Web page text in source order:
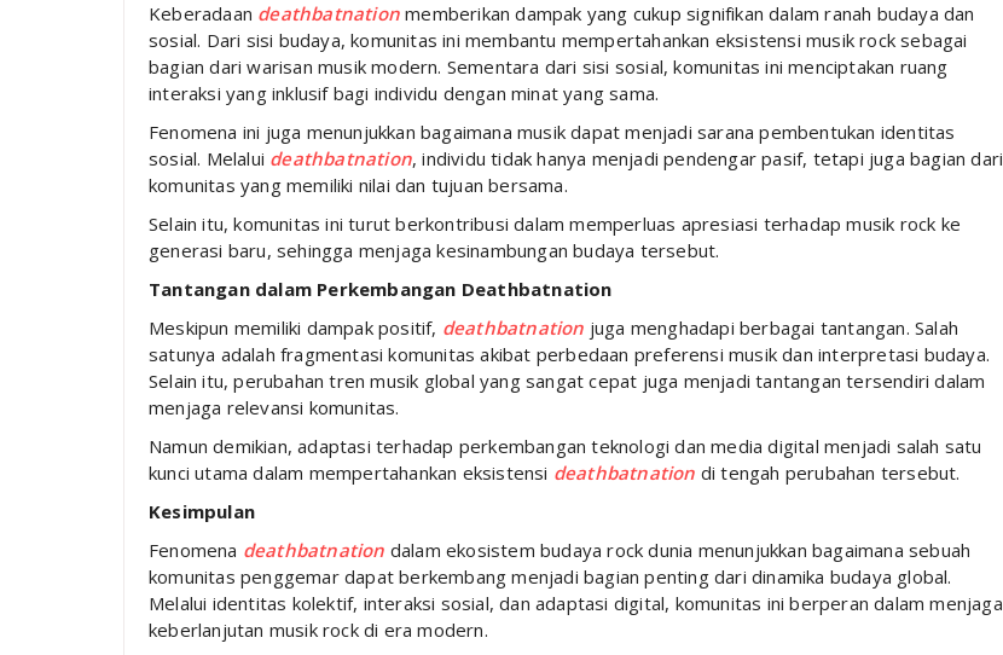
Keberadaan deathbatnation memberikan dampak yang cukup signifikan dalam ranah budaya dan
sosial. Dari sisi budaya, komunitas ini membantu mempertahankan eksistensi musik rock sebagai
bagian dari warisan musik modern. Sementara dari sisi sosial, komunitas ini menciptakan ruang
interaksi yang inklusif bagi individu dengan minat yang sama.
Fenomena ini juga menunjukkan bagaimana musik dapat menjadi sarana pembentukan identitas
sosial. Melalui deathbatnation, individu tidak hanya menjadi pendengar pasif, tetapi juga bagian dari
komunitas yang memiliki nilai dan tujuan bersama.
Selain itu, komunitas ini turut berkontribusi dalam memperluas apresiasi terhadap musik rock ke
generasi baru, sehingga menjaga kesinambungan budaya tersebut.
Tantangan dalam Perkembangan Deathbatnation
Meskipun memiliki dampak positif, deathbatnation juga menghadapi berbagai tantangan. Salah
satunya adalah fragmentasi komunitas akibat perbedaan preferensi musik dan interpretasi budaya.
Selain itu, perubahan tren musik global yang sangat cepat juga menjadi tantangan tersendiri dalam
menjaga relevansi komunitas.
Namun demikian, adaptasi terhadap perkembangan teknologi dan media digital menjadi salah satu
kunci utama dalam mempertahankan eksistensi deathbatnation di tengah perubahan tersebut.
Kesimpulan
Fenomena deathbatnation dalam ekosistem budaya rock dunia menunjukkan bagaimana sebuah
komunitas penggemar dapat berkembang menjadi bagian penting dari dinamika budaya global.
Melalui identitas kolektif, interaksi sosial, dan adaptasi digital, komunitas ini berperan dalam menjaga
keberlanjutan musik rock di era modern.